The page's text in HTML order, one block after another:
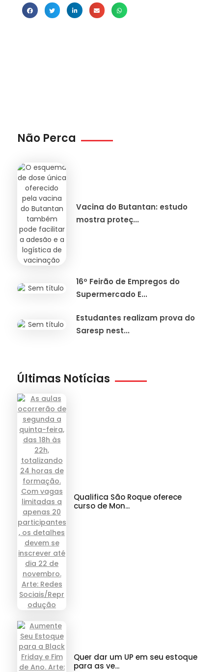
Não Perca
Vacina do Butantan: estudo
mostra proteç...
16º Feirão de Empregos do
Supermercado E...
Estudantes realizam prova do
Saresp nest...
Últimas Notícias
Qualifica São Roque oferece
curso de Mon...
Quer dar um UP em seu estoque
para as ve...